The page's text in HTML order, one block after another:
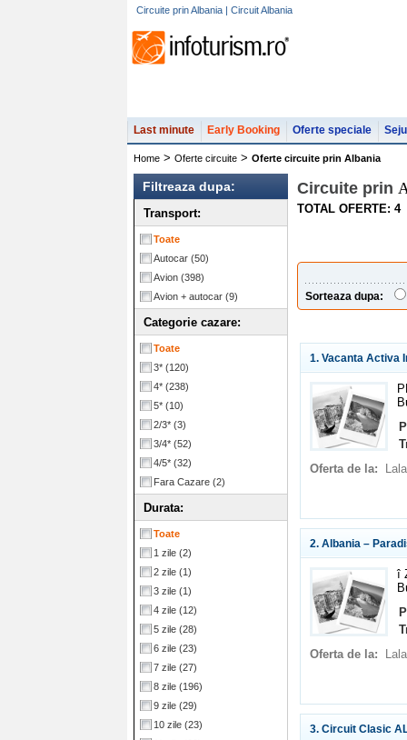
Circuite prin Albania | Circuit Albania
Last minute Early Booking Oferte speciale
Home > Oferte circuite > Oferte circuite prin Albania
Filtreaza dupa:
Transport:
Toate
Autocar (50)
Avion (398)
Avion + autocar (9)
Categorie cazare:
Toate
3* (120)
4* (238)
5* (10)
2/3* (3)
3/4* (52)
4/5* (32)
Fara Cazare (2)
Durata:
Toate
1 zile (2)
2 zile (1)
3 zile (1)
4 zile (12)
5 zile (28)
6 zile (23)
7 zile (27)
8 zile (196)
9 zile (29)
10 zile (23)
Circuite prin
TOTAL OFERTE: 4
Sorteaza dupa:
1. Vacanta Activa
Oferta de la:
2. Albania –
î
Oferta de la:
3. Circuit Clasic